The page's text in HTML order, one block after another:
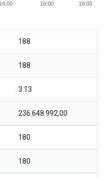
14:00 16:00 18:00
188
188
3.13
236.648.992,00
180
180